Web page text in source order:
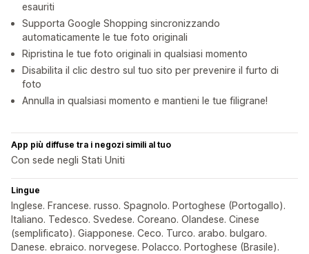
esauriti
Supporta Google Shopping sincronizzando
automaticamente le tue foto originali
Ripristina le tue foto originali in qualsiasi momento
Disabilita il clic destro sul tuo sito per prevenire il furto di
foto
Annulla in qualsiasi momento e mantieni le tue filigrane!
App più diffuse tra i negozi simili al tuo
Con sede negli Stati Uniti
Lingue
Inglese. Francese. russo. Spagnolo. Portoghese (Portogallo).
Italiano. Tedesco. Svedese. Coreano. Olandese. Cinese
(semplificato). Giapponese. Ceco. Turco. arabo. bulgaro.
Danese. ebraico. norvegese. Polacco. Portoghese (Brasile).